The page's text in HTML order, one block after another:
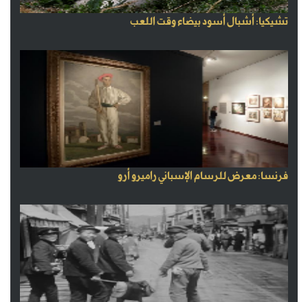
تشيكيا: أشبال أسود بيضاء وقت اللعب
فرنسا: معرض للرسام الإسباني راميرو أرو